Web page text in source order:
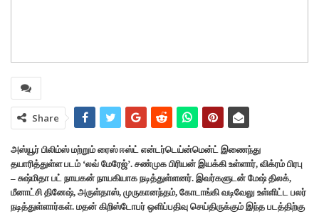
Share
அஸ்யூர் பிலிம்ஸ் மற்றும் ரைஸ் ஈஸ்ட் என்டர்டெய்ன்மென்ட் இணைந்து
தயாரித்துள்ள படம் ‘லவ் மேரேஜ்’. சண்முக பிரியன் இயக்கி உள்ளார், விக்ரம் பிரபு
– சுஷ்மிதா பட் நாயகன் நாயகியாக நடித்துள்ளனர். இவர்களுடன் மேஷ் திலக்,
மீனாட்சி தினேஷ், அருள்தாஸ், முருகானந்தம், கோடாங்கி வடிவேலு உள்ளிட்ட பலர்
நடித்துள்ளார்கள். மதன் கிறிஸ்டோபர் ஒளிப்பதிவு செய்திருக்கும் இந்த படத்திற்கு